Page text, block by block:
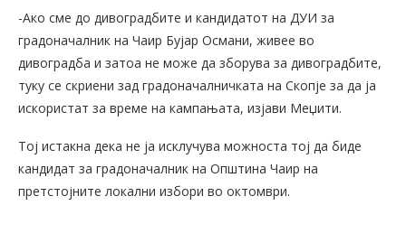
-Ако сме до дивоградбите и кандидатот на ДУИ за
градоначалник на Чаир Бујар Османи, живее во
дивоградба и затоа не може да зборува за дивоградбите,
туку се скриени зад градоначалничката на Скопје за да ја
искористат за време на кампањата, изјави Меџити.
Тој истакна дека не ја исклучува можноста тој да биде
кандидат за градоначалник на Општина Чаир на
претстојните локални избори во октомври.